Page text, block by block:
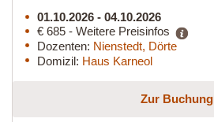
01.10.2026 - 04.10.2026
€ 685 - Weitere Preisinfos
Dozenten: Nienstedt, Dörte
Domizil: Haus Karneol
Zur Buchung